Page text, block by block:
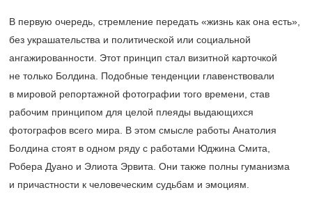
В первую очередь, стремление передать «жизнь как она есть»,
без украшательства и политической или социальной
ангажированности. Этот принцип стал визитной карточкой
не только Болдина. Подобные тенденции главенствовали
в мировой репортажной фотографии того времени, став
рабочим принципом для целой плеяды выдающихся
фотографов всего мира. В этом смысле работы Анатолия
Болдина стоят в одном ряду с работами Юджина Смита,
Робера Дуано и Элиота Эрвита. Они также полны гуманизма
и причастности к человеческим судьбам и эмоциям.